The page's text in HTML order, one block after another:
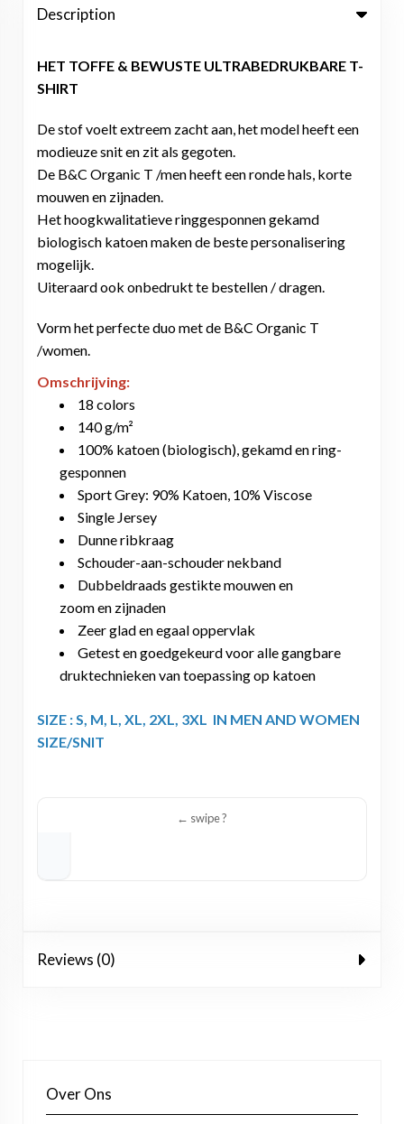
Description
HET TOFFE & BEWUSTE ULTRABEDRUKBARE T-
SHIRT
De stof voelt extreem zacht aan, het model heeft een
modieuze snit en zit als gegoten.
De B&C Organic T /men heeft een ronde hals, korte
mouwen en zijnaden.
Het hoogkwalitatieve ringgesponnen gekamd
biologisch katoen maken de beste personalisering
mogelijk.
Uiteraard ook onbedrukt te bestellen / dragen.
Vorm het perfecte duo met de B&C Organic T
/women.
Omschrijving:
18 colors
140 g/m²
100% katoen (biologisch), gekamd en ring-
gesponnen
Sport Grey: 90% Katoen, 10% Viscose
Single Jersey
Dunne ribkraag
Schouder-aan-schouder nekband
Dubbeldraads gestikte mouwen en
zoom en zijnaden
Zeer glad en egaal oppervlak
Getest en goedgekeurd voor alle gangbare
druktechnieken van toepassing op katoen
SIZE : S, M, L, XL, 2XL, 3XL IN MEN AND WOMEN
SIZE/SNIT
Reviews (0)
Over Ons